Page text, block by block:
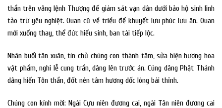
thần trên vâng lệnh Thượng đế giám sát vạn dân dưới bảo hộ sinh linh
tảo trừ yêu nghiệt. Quan cũ về triều để khuyết lưu phúc lưu ân. Quan
mới xuống thay, thể đức hiếu sinh, ban tài tiếp lộc.
Nhân buổi tân xuân, tín chủ chúng con thành tâm, sửa biện hương hoa
vật phẩm, nghi lễ cung trần, dâng lên trước án. Cúng dâng Phật Thánh
dâng hiến Tôn thần, đốt nén tâm hương dốc lòng bái thỉnh.
Chúng con kính mời: Ngài Cựu niên đương cai, ngài Tân niên đương cai